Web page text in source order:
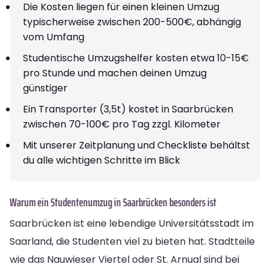
Die Kosten liegen für einen kleinen Umzug
typischerweise zwischen 200-500€, abhängig
vom Umfang
Studentische Umzugshelfer kosten etwa 10-15€
pro Stunde und machen deinen Umzug
günstiger
Ein Transporter (3,5t) kostet in Saarbrücken
zwischen 70-100€ pro Tag zzgl. Kilometer
Mit unserer Zeitplanung und Checkliste behältst
du alle wichtigen Schritte im Blick
Warum ein Studentenumzug in Saarbrücken besonders ist
Saarbrücken ist eine lebendige Universitätsstadt im
Saarland, die Studenten viel zu bieten hat. Stadtteile
wie das Nauwieser Viertel oder St. Arnual sind bei